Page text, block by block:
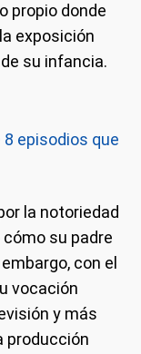
propio donde
exposición
su infancia.
episodios que
la notoriedad
su padre
con el
vocación
y más
producción